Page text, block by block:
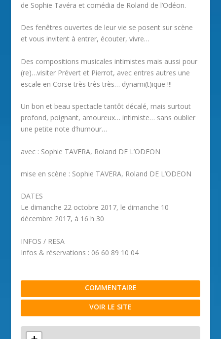
de Sophie Tavéra et comédia de Roland de l’Odéon.
Des fenêtres ouvertes de leur vie se posent sur scène
et vous invitent à entrer, écouter, vivre…
Des compositions musicales intimistes mais aussi pour
(re)…visiter Prévert et Pierrot, avec entres autres une
escale en Corse très très très… dynami(t)ique !!!
Un bon et beau spectacle tantôt décalé, mais surtout
profond, poignant, amoureux… intimiste… sans oublier
une petite note d’humour…
avec : Sophie TAVERA, Roland DE L’ODEON
mise en scène : Sophie TAVERA, Roland DE L’ODEON
DATES
Le dimanche 22 octobre 2017, le dimanche 10
décembre 2017, à 16 h 30
INFOS / RESA
Infos & réservations : 06 60 89 10 04
COMMENTAIRE
VOIR LE SITE